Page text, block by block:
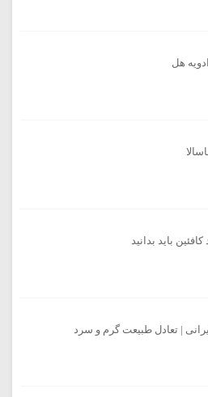
هل
باید بدانید
| تعادل طبیعت گرم و سرد